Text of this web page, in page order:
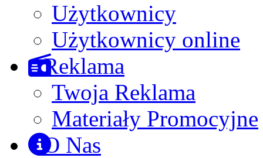
Użytkownicy
Użytkownicy online
Reklama
Twoja Reklama
Materiały Promocyjne
O Nas